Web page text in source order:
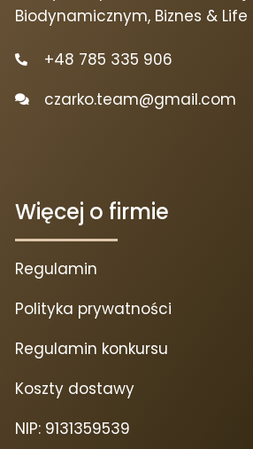
Biodynamicznym, Biznes &
+48 785 335 906
czarko.team@gmail.com
Więcej o firmie
Regulamin
Polityka prywatności
Regulamin konkursu
Koszty dostawy
NIP: 9131359539